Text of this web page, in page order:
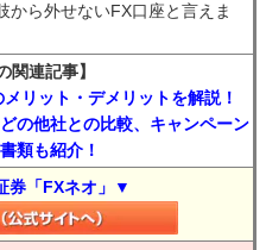
から外せないFX口座と言えま
関連記事】
リット・デメリットを解説！
の他社との比較、キャンペーン
類も紹介！
券「FXネオ」▼